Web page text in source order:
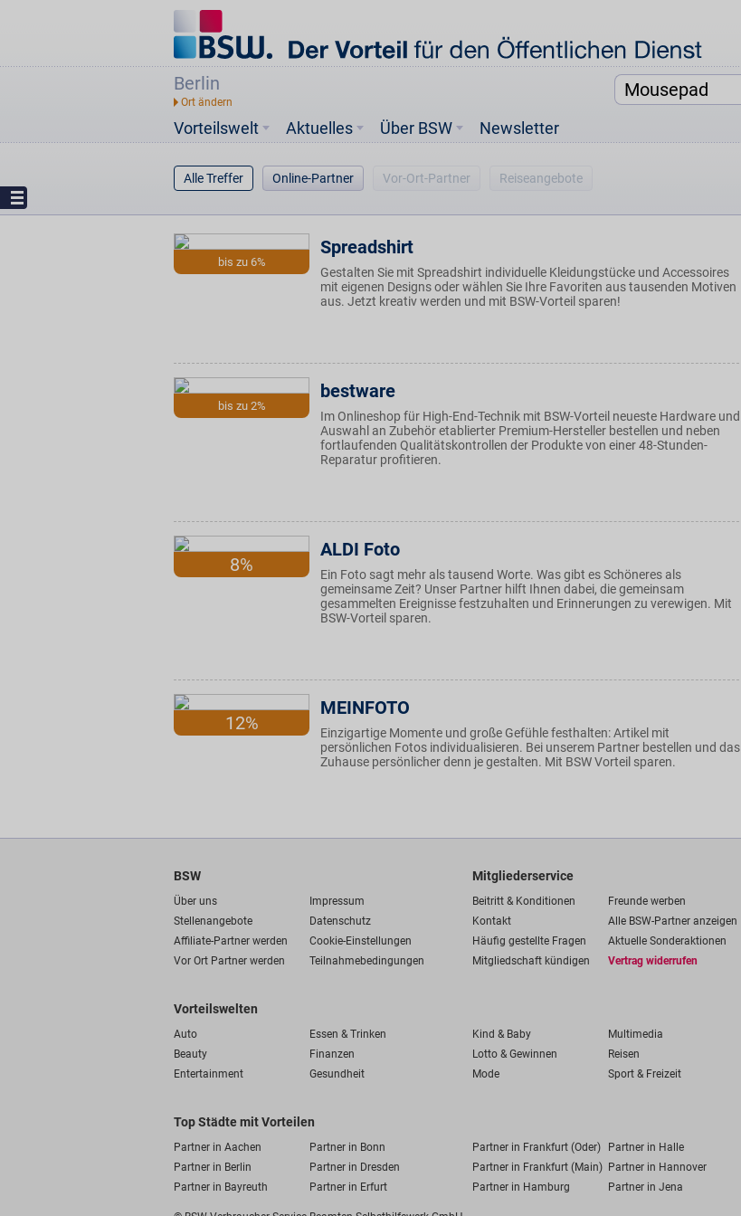
Berlin
Vorteilswelt Aktuelles Über BSW Newsletter
Alle Treffer Online-Partner Vor-Ort-Partner Reiseangebote
bis zu 6%
Spreadshirt
Gestalten Sie mit Spreadshirt individuelle Kleidungstücke und Accessoires
mit eigenen Designs oder wählen Sie Ihre Favoriten aus tausenden Motiven
aus. Jetzt kreativ werden und mit BSW-Vorteil sparen!
bis zu 2%
bestware
Im Onlineshop für High-End-Technik mit BSW-Vorteil neueste Hardware und
Auswahl an Zubehör etablierter Premium-Hersteller bestellen und neben
fortlaufenden Qualitätskontrollen der Produkte von einer 48-Stunden-
Reparatur profitieren.
8%
ALDI Foto
Ein Foto sagt mehr als tausend Worte. Was gibt es Schöneres als
gemeinsame Zeit? Unser Partner hilft Ihnen dabei, die gemeinsam
gesammelten Ereignisse festzuhalten und Erinnerungen zu verewigen. Mit
BSW-Vorteil sparen.
12%
MEINFOTO
Einzigartige Momente und große Gefühle festhalten: Artikel mit
persönlichen Fotos individualisieren. Bei unserem Partner bestellen und das
Zuhause persönlicher denn je gestalten. Mit BSW Vorteil sparen.
BSW
Über uns
Impressum
Stellenangebote
Datenschutz
Affiliate-Partner werden
Cookie-Einstellungen
Vor Ort Partner werden
Teilnahmebedingungen
Mitgliederservice
Beitritt & Konditionen
Freunde werben
Kontakt
Alle BSW-Partner anzeigen
Häufig gestellte Fragen
Aktuelle Sonderaktionen
Mitgliedschaft kündigen
Vertrag widerrufen
Vorteilswelten
Auto Essen & Trinken Kind & Baby
Multimedia
Beauty
Finanzen Lotto & Gewinnen
Reisen
Entertainment
Gesundheit Mode Sport & Freizeit
Top Städte mit Vorteilen
Partner in Aachen Partner in Bonn Partner in Frankfurt (Oder) Partner in Halle
Partner in Berlin
Partner in Dresden Partner in Frankfurt (Main) Partner in Hannover
Partner in Bayreuth
Partner in Erfurt Partner in Hamburg Partner in Jena